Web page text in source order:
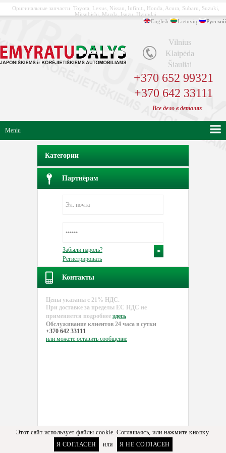
Оригинальные запчасти Toyota, Lexus, Nissan, Infiniti, Honda, Acura, Subaru, Suzuki,
Mitsubishi, Mazda, Isuzu, Hyundai
English
Lietuvių Русский
Vilnius
Klaipėda
Šiauliai
+370 652 99321
+370 642 33111
Bсе дело в деталях
Meniu
Категории
Партнёрам
Забыли пароль?
Регистрировать
Контакты
Цены указаны с 21% НДС.
При доставке за пределы EC НДС не
применяется подробнее здесь
Обслуживание клиентов 24 часа в сутки
+370 642 33111
или можете оставить сообщение
Этот сайт использует файлы cookie. Соглашаясь, или нажмите кнопку.
Я СОГЛАСЕН
или Я НЕ СОГЛАСЕН